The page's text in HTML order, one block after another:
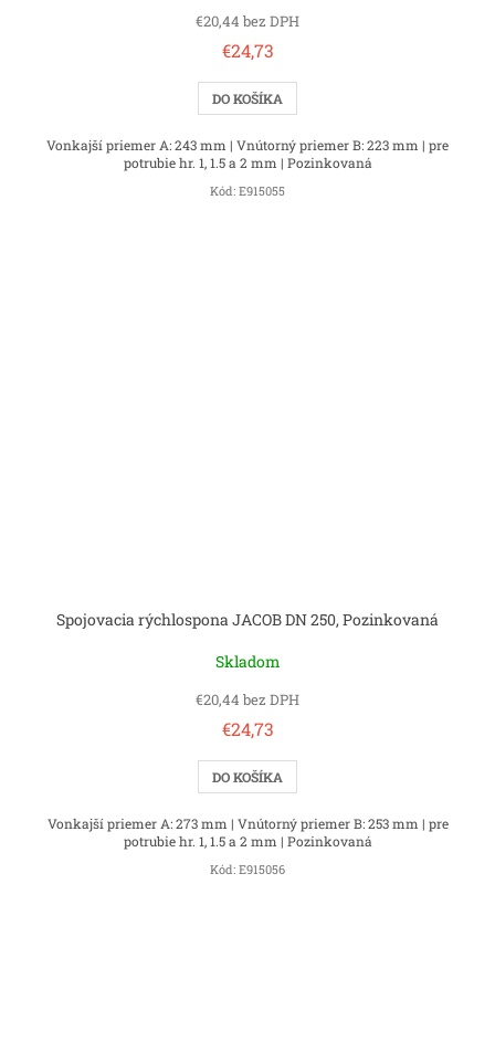
€20,44 bez DPH
€24,73
DO KOŠÍKA
Vonkajší priemer A: 243 mm | Vnútorný priemer B: 223 mm | pre
potrubie hr. 1, 1.5 a 2 mm | Pozinkovaná
Kód: E915055
Spojovacia rýchlospona JACOB DN 250, Pozinkovaná
Skladom
€20,44 bez DPH
€24,73
DO KOŠÍKA
Vonkajší priemer A: 273 mm | Vnútorný priemer B: 253 mm | pre
potrubie hr. 1, 1.5 a 2 mm | Pozinkovaná
Kód: E915056